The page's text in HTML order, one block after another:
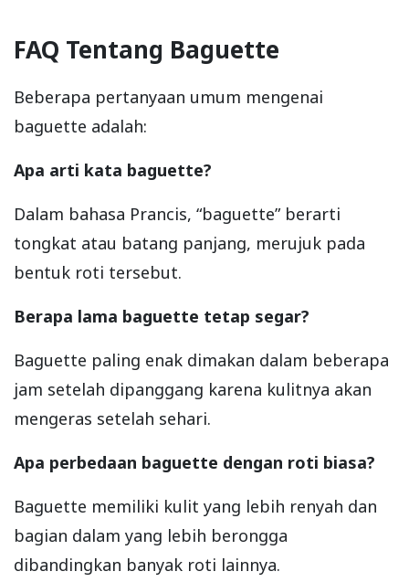
FAQ Tentang Baguette
Beberapa pertanyaan umum mengenai
baguette adalah:
Apa arti kata baguette?
Dalam bahasa Prancis, “baguette” berarti
tongkat atau batang panjang, merujuk pada
bentuk roti tersebut.
Berapa lama baguette tetap segar?
Baguette paling enak dimakan dalam beberapa
jam setelah dipanggang karena kulitnya akan
mengeras setelah sehari.
Apa perbedaan baguette dengan roti biasa?
Baguette memiliki kulit yang lebih renyah dan
bagian dalam yang lebih berongga
dibandingkan banyak roti lainnya.